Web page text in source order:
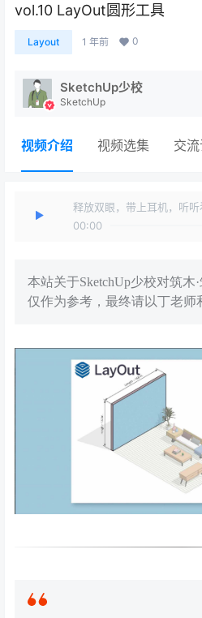
vol.10 LayOut圆形工具
Layout 1 年前 0
SketchUp少校
SketchUp
视频介绍 视频选集 交
释放双眼，带上耳机，听听
00:00
本站关于SketchUp少校对筑木
仅作为参考，最终请以丁老师